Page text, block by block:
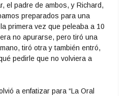
el padre de ambos, y Richard,
preparados para una
primera vez que peleaba a 10
no apurarse, pero tiró una
tiró otra y también entró,
pedirle que no volviera a
a enfatizar para “La Oral